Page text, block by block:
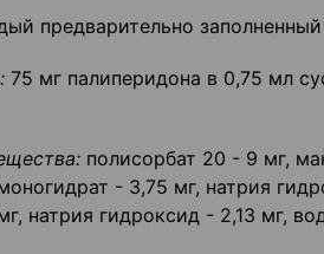
предварительно
75 мг палиперидона в 0,75 мл
полисорбат 20 - 9 мг,
- 3,75 мг, натрия
натрия гидроксид - 2,13 мг,